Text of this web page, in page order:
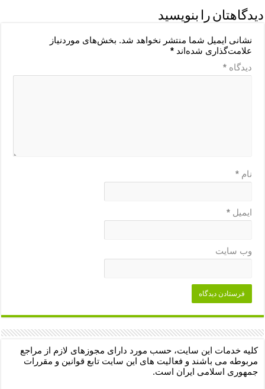
دیدگاهتان را بنویسید
نشانی ایمیل شما منتشر نخواهد شد. بخش‌های موردنیاز
علامت‌گذاری شده‌اند*
دیدگاه*
نام*
ایمیل*
وب‌ سایت
کلیه خدمات این سایت، حسب مورد دارای مجوزهای لازم از مراجع
مربوطه می باشند و فعالیت های این سایت تابع قوانین و مقررات
جمهوری اسلامی ایران است.